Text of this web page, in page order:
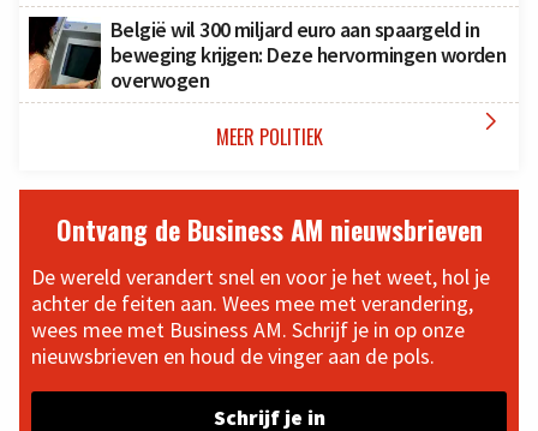
België wil 300 miljard euro aan spaargeld in
beweging krijgen: Deze hervormingen worden
overwogen
MEER POLITIEK 
Ontvang de Business AM nieuwsbrieven
De wereld verandert snel en voor je het weet, hol je
achter de feiten aan. Wees mee met verandering,
wees mee met Business AM. Schrijf je in op onze
nieuwsbrieven en houd de vinger aan de pols.
Schrijf je in